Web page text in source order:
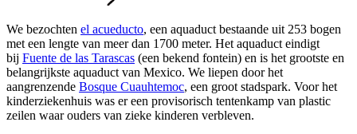
We bezochten el acueducto, een aquaduct bestaande uit 253 bogen
met een lengte van meer dan 1700 meter. Het aquaduct eindigt
bij Fuente de las Tarascas (een bekend fontein) en is het grootste en
belangrijkste aquaduct van Mexico. We liepen door het
aangrenzende Bosque Cuauhtemoc, een groot stadspark. Voor het
kinderziekenhuis was er een provisorisch tentenkamp van plastic
zeilen waar ouders van zieke kinderen verbleven.